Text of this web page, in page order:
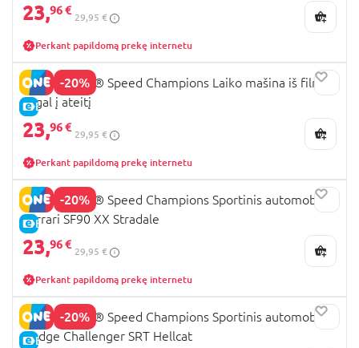
23,96 €
29,95 €
Perkant papildomą prekę internetu
-20%
E-KAINA
77256 LEGO® Speed Champions Laiko mašina iš filmo
Atgal į ateitį
23,96 €
29,95 €
Perkant papildomą prekę internetu
-20%
E-KAINA
77254 LEGO® Speed Champions Sportinis automobilis
Ferrari SF90 XX Stradale
23,96 €
29,95 €
Perkant papildomą prekę internetu
-20%
E-KAINA
77237 LEGO® Speed Champions Sportinis automobilis
Dodge Challenger SRT Hellcat